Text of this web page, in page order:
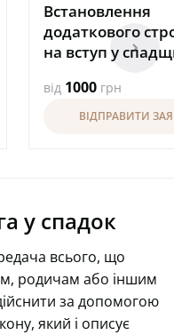
Встановлення
додаткового
на вступ у
від 1000 грн
ВІДПРАВИТИ
arrowright
у спадок
всього, що
родичам або іншим
за допомогою
який і описує